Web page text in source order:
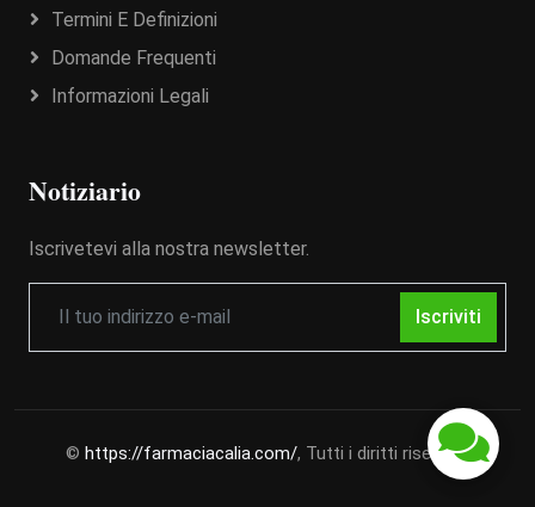
Termini E Definizioni
Domande Frequenti
Informazioni Legali
Notiziario
Iscrivetevi alla nostra newsletter.
Iscriviti
© https://farmaciacalia.com/, Tutti i diritti riservati.